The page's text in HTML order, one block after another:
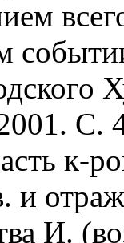
С.
к-
и
И.